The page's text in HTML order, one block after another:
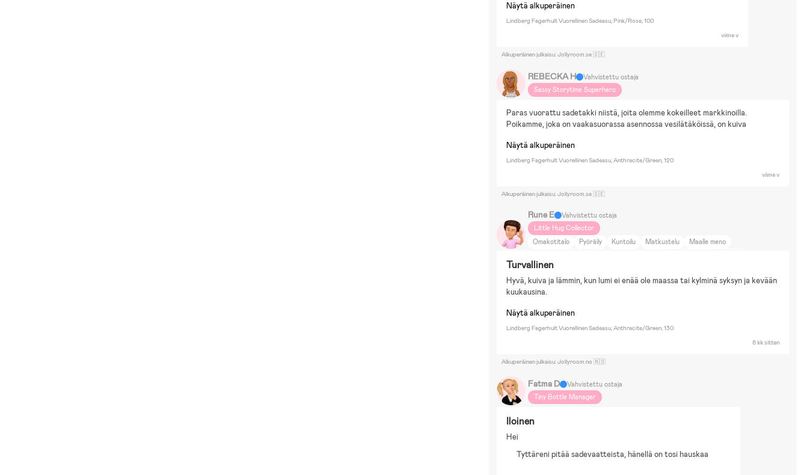
Näytä alkuperäinen
Lindberg Fagerhult Vuorellinen Sadeasu, Pink/Rose, 100
viime v
Alkuperäinen julkaisu: Jollyroom.se 🇸🇪
REBECKA H
Vahvistettu ostaja
Sassy Storytime Superhero
Paras vuorattu sadetakki niistä, joita olemme kokeilleet markkinoilla.
Poikamme, joka on vaakasuorassa asennossa vesilätäköissä, on kuiva
Näytä alkuperäinen
Lindberg Fagerhult Vuorellinen Sadeasu, Anthracite/Green, 120
viime v
Alkuperäinen julkaisu: Jollyroom.se 🇸🇪
Rune E
Vahvistettu ostaja
Little Hug Collector
Omakotitalo
Pyöräily Kuntoilu Matkustelu
Maalle meno
MusseHelium
Piirtäminen & Askartelu
Turvallinen
Hyvä, kuiva ja lämmin, kun lumi ei enää ole maassa tai kylminä syksyn ja kevään
kuukausina.
Näytä alkuperäinen
Lindberg Fagerhult Vuorellinen Sadeasu, Anthracite/Green, 130
8 kk sitten
Alkuperäinen julkaisu: Jollyroom.no 🇳🇴
Fatma D
Vahvistettu ostaja
Tiny Bottle Manager
Iloinen
Hei
Tyttäreni pitää sadevaatteista, hänellä on tosi hauskaa